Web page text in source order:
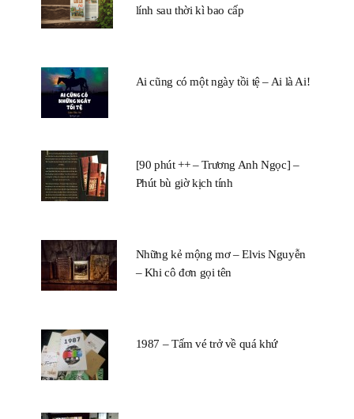
lính sau thời kì bao cấp
Ai cũng có một ngày tồi tệ – Ai là Ai!
[90 phút ++ – Trương Anh Ngọc] –
Phút bù giờ kịch tính
Những kẻ mộng mơ – Elvis Nguyễn
– Khi cô đơn gọi tên
1987 – Tấm vé trở về quá khứ